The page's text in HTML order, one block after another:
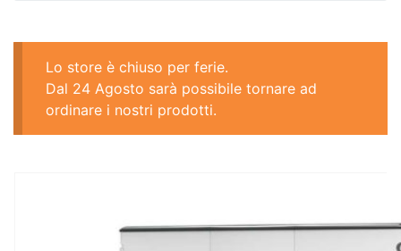
Lo store è chiuso per ferie.
Dal 24 Agosto sarà possibile tornare ad
ordinare i nostri prodotti.